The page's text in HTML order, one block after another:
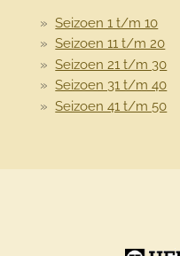
Seizoen 1 t/m 10
Seizoen 11 t/m 20
Seizoen 21 t/m 30
Seizoen 31 t/m 40
Seizoen 41 t/m 50